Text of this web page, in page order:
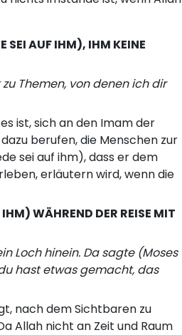
SEI AUF IHM), IHM KEINE
Themen, von denen ich dir
ist, sich an den Imam der
berufen, die Menschen zur
sei auf ihm), dass er dem
erläutern wird, wenn die
WÄHREND DER REISE MIT
Loch hinein. Da sagte (Moses
hast etwas gemacht, das
nach dem Sichtbaren zu
Allah nicht an Zeit und Raum